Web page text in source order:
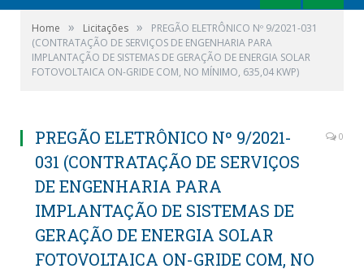
Home » Licitações »
PREGÃO ELETRÔNICO Nº 9/2021-031
(CONTRATAÇÃO DE SERVIÇOS DE ENGENHARIA PARA
IMPLANTAÇÃO DE SISTEMAS DE GERAÇÃO DE ENERGIA SOLAR
FOTOVOLTAICA ON-GRIDE COM, NO MÍNIMO, 635,04 KWP)
PREGÃO ELETRÔNICO Nº 9/2021-
031 (CONTRATAÇÃO DE SERVIÇOS
DE ENGENHARIA PARA
IMPLANTAÇÃO DE SISTEMAS DE
GERAÇÃO DE ENERGIA SOLAR
FOTOVOLTAICA ON-GRIDE COM, NO
0